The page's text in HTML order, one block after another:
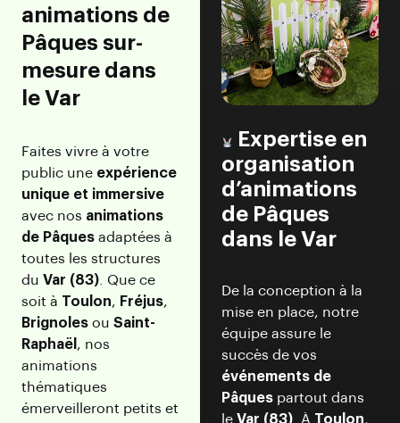
animations de
Pâques sur-
mesure dans
le Var
Faites vivre à votre
public une expérience
unique et immersive
avec nos animations
de Pâques adaptées à
toutes les structures
du Var (83). Que ce
soit à Toulon, Fréjus,
Brignoles ou Saint-
Raphaël , nos
animations
thématiques
émerveilleront petits et
Expertise en
organisation
d’animations
de Pâques
dans le Var
De la conception à la
mise en place, notre
équipe assure le
succès de vos
événements de
Pâques partout dans
le Var (83) . À Toulon,